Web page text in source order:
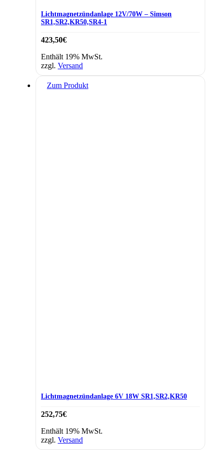
Lichtmagnetzündanlage 12V/70W – Simson
SR1,SR2,KR50,SR4-1
423,50€
Enthält 19% MwSt.
zzgl. Versand
Zum Produkt
Lichtmagnetzündanlage 6V 18W SR1,SR2,KR50
252,75€
Enthält 19% MwSt.
zzgl. Versand